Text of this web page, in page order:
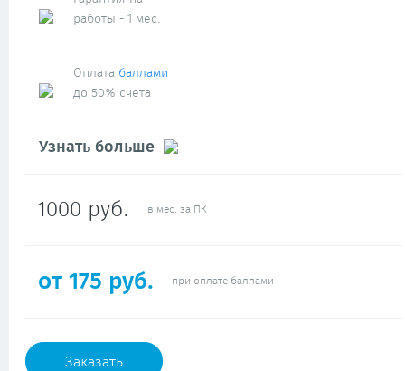
работы - 1 мес.
Оплата баллами
до 50% счета
Узнать больше
1000 руб. в мес. за ПК
от 175 руб. при оплате баллами
Заказать